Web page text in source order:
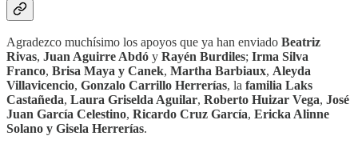
Agradezco muchísimo los apoyos que ya han enviado Beatriz
Rivas, Juan Aguirre Abdó y Rayén Burdiles; Irma Silva
Franco, Brisa Maya y Canek, Martha Barbiaux, Aleyda
Villavicencio, Gonzalo Carrillo Herrerías, la familia Laks
Castañeda, Laura Griselda Aguilar, Roberto Huizar Vega, José
Juan García Celestino, Ricardo Cruz García, Ericka Alinne
Solano y Gisela Herrerías.